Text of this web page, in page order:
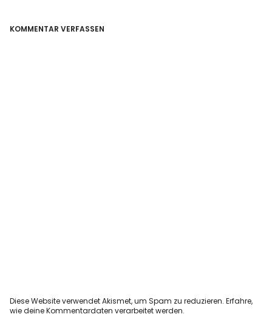
KOMMENTAR VERFASSEN
Diese Website verwendet Akismet, um Spam zu reduzieren.Erfahre,
wie deine Kommentardaten verarbeitet werden.